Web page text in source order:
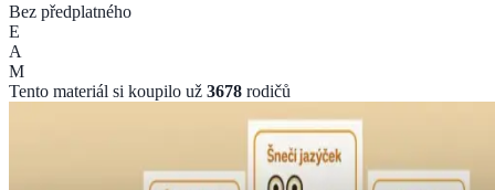
Bez předplatného
E
A
M
Tento materiál si koupilo už 3678 rodičů